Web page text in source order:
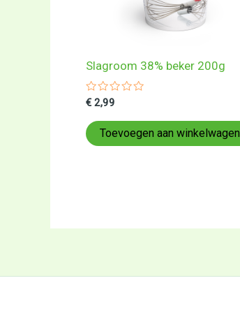
Slagroom 38% beker 200g
Gewaardeerd
uit
5
€ 2,99
Toevoegen aan winkelwagen